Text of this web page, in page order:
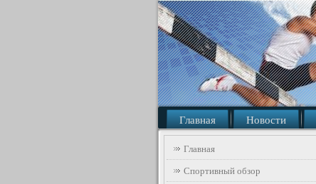
Главная Новости
Главная
Спортивный обзор